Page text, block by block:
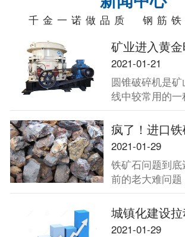
千金一诺做品质 钢筋铁
2021-01-21
圆锥破碎机是
线中较常用的
于金属矿山、
二段破碎和三段
能力强、产量大
硬物料的破碎作
2021-01-29
铁矿石问题到
前的老大难问题
2021-01-29